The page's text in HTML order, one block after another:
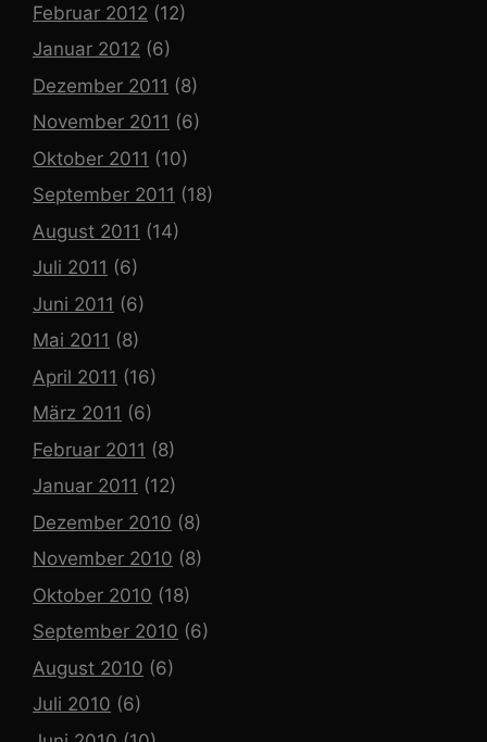
Februar 2012 (12)
Januar 2012 (6)
Dezember 2011 (8)
November 2011 (6)
Oktober 2011 (10)
September 2011 (18)
August 2011 (14)
Juli 2011 (6)
Juni 2011 (6)
Mai 2011 (8)
April 2011 (16)
März 2011 (6)
Februar 2011 (8)
Januar 2011 (12)
Dezember 2010 (8)
November 2010 (8)
Oktober 2010 (18)
September 2010 (6)
August 2010 (6)
Juli 2010 (6)